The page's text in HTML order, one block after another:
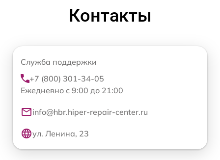
Контакты
Служба поддержки
+7 (800) 301-34-05
Ежедневно с 9:00 до 21:00
info@hbr.hiper-repair-center.ru
ул. Ленина, 23